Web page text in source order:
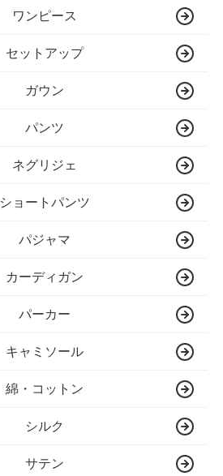
ワンピース
セットアップ
ガウン
パンツ
ネグリジェ
ショートパンツ
パジャマ
カーディガン
パーカー
キャミソール
綿・コットン
シルク
サテン